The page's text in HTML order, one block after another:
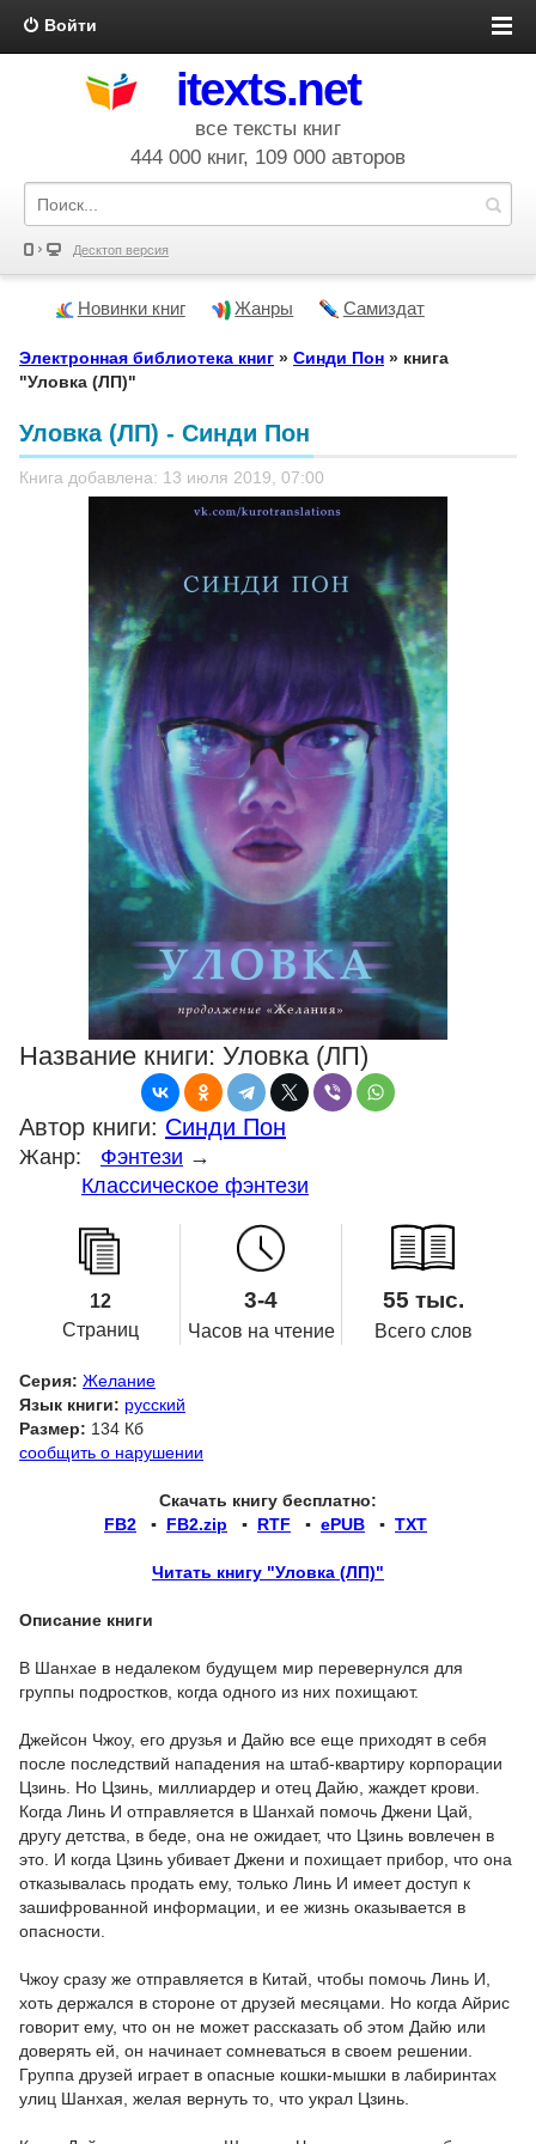
Войти
itexts.net
все тексты книг
444 000 книг, 109 000 авторов
Десктоп версия
Новинки книг Жанры Самиздат
Электронная библиотека книг » Синди Пон » книга
"Уловка (ЛП)"
Уловка (ЛП) - Синди Пон
Книга добавлена: 13 июля 2019, 07:00
Название книги: Уловка (ЛП)
Автор книги: Синди Пон
Жанр: Фэнтези →
Классическое фэнтези
12
Страниц
3-4
Часов на чтение
55 тыс.
Всего слов
Серия: Желание
Язык книги: русский
Размер: 134 Кб
сообщить о нарушении
Скачать книгу бесплатно:
FB2 ▪ FB2.zip ▪ RTF ▪ ePUB ▪ TXT
Читать книгу "Уловка (ЛП)"
Описание книги
В Шанхае в недалеком будущем мир перевернулся для
группы подростков, когда одного из них похищают.
Джейсон Чжоу, его друзья и Дайю все еще приходят в себя
после последствий нападения на штаб-квартиру корпорации
Цзинь. Но Цзинь, миллиардер и отец Дайю, жаждет крови.
Когда Линь И отправляется в Шанхай помочь Джени Цай,
другу детства, в беде, она не ожидает, что Цзинь вовлечен в
это. И когда Цзинь убивает Джени и похищает прибор, что она
отказывалась продать ему, только Линь И имеет доступ к
зашифрованной информации, и ее жизнь оказывается в
опасности.
Чжоу сразу же отправляется в Китай, чтобы помочь Линь И,
хоть держался в стороне от друзей месяцами. Но когда Айрис
говорит ему, что он не может рассказать об этом Дайю или
доверять ей, он начинает сомневаться в своем решении.
Группа друзей играет в опасные кошки-мышки в лабиринтах
улиц Шанхая, желая вернуть то, что украл Цзинь.